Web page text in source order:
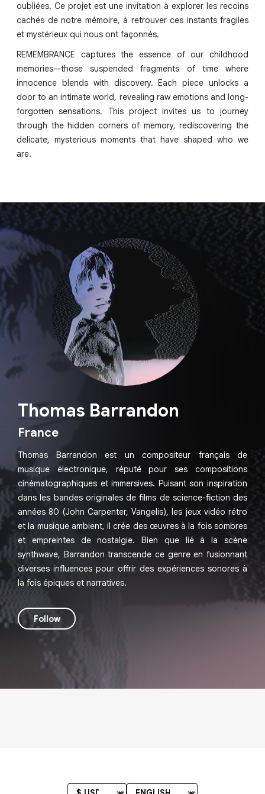
oubliées. Ce projet est une invitation à explorer les recoins
cachés de notre mémoire, à retrouver ces instants fragiles
et mystérieux qui nous ont façonnés.
REMEMBRANCE captures the essence of our childhood
memories—those suspended fragments of time where
innocence blends with discovery. Each piece unlocks a
door to an intimate world, revealing raw emotions and long-
forgotten sensations. This project invites us to journey
through the hidden corners of memory, rediscovering the
delicate, mysterious moments that have shaped who we
are.
Thomas Barrandon
France
Thomas Barrandon est un compositeur français de
musique électronique, réputé pour ses compositions
cinématographiques et immersives. Puisant son inspiration
dans les bandes originales de films de science-fiction des
années 80 (John Carpenter, Vangelis), les jeux vidéo rétro
et la musique ambient, il crée des œuvres à la fois sombres
et empreintes de nostalgie. Bien que lié à la scène
synthwave, Barrandon transcende ce genre en fusionnant
diverses influences pour offrir des expériences sonores à
la fois épiques et narratives.
Follow